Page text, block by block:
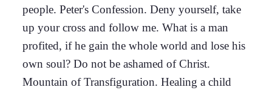
people. Peter's Confession. Deny yourself, take
up your cross and follow me. What is a man
profited, if he gain the whole world and lose his
own soul? Do not be ashamed of Christ.
Mountain of Transfiguration. Healing a child